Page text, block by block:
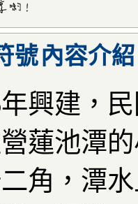
內容介紹
興建，
蓮池潭
角，潭